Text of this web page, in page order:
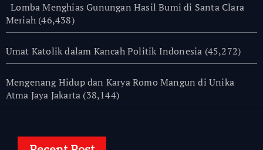
Lomba Menghias Gunungan Hasil Bumi di Santa Clara
Meriah (46,438)
Umat Katolik dalam Kancah Politik Indonesia (45,272)
Mengenang Hidup dan Karya Romo Mangun di Unika
Atma Jaya Jakarta (38,144)